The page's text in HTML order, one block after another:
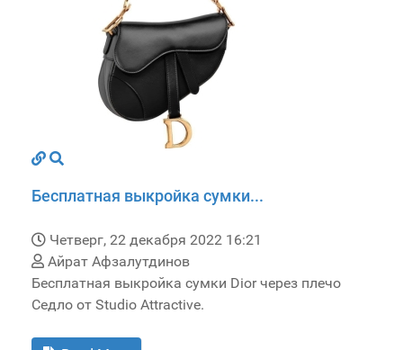
Бесплатная выкройка сумки...
Четверг, 22 декабря 2022 16:21
Айрат Афзалутдинов
Бесплатная выкройка сумки Dior через плечо
Седло от Studio Attractive.